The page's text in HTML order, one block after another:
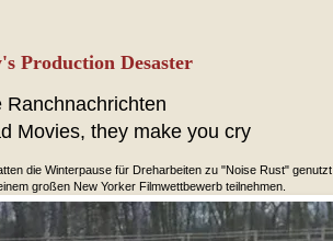
Production Desaster
Ranchnachrichten
Movies, they make you cry
die Winterpause für Dreharbeiten zu "Noise Rust" genutzt.
großen New Yorker Filmwettbewerb teilnehmen.